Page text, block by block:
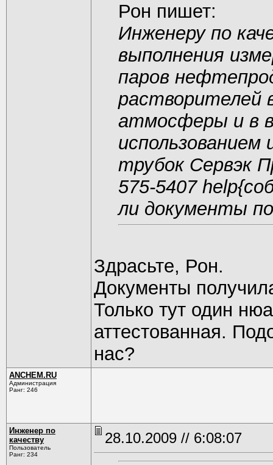
Рон пишет:
Инженеру по
выполнения
паров
растворителей
атмосферы и в
трубок Сервэк
575-5407
ли документы
Здрасьте, Рон.
Документы
Только тут один
аттестованная.
нас?
ANCHEM.RU
Администрация
Ранг: 246
Инженер по
качеству
Пользователь
Ранг: 234
28.10.2009 // 6:08:07